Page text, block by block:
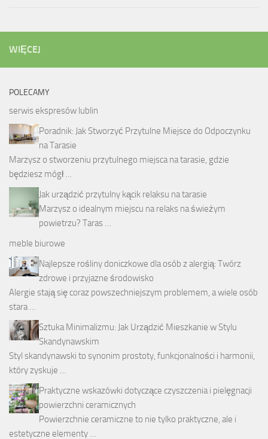
WIĘCEJ
POLECAMY
serwis ekspresów lublin
Poradnik: Jak Stworzyć Przytulne Miejsce do Odpoczynku
na Tarasie
Marzysz o stworzeniu przytulnego miejsca na tarasie, gdzie
będziesz mógł …
Jak urządzić przytulny kącik relaksu na tarasie
Marzysz o idealnym miejscu na relaks na świeżym
powietrzu? Taras …
meble biurowe
Najlepsze rośliny doniczkowe dla osób z alergią: Twórz
zdrowe i przyjazne środowisko
Alergie stają się coraz powszechniejszym problemem, a wiele osób
stara …
Sztuka Minimalizmu: Jak Urządzić Mieszkanie w Stylu
Skandynawskim
Styl skandynawski to synonim prostoty, funkcjonalności i harmonii,
który zyskuje …
Praktyczne wskazówki dotyczące czyszczenia i pielęgnacji
powierzchni ceramicznych
Powierzchnie ceramiczne to nie tylko praktyczne, ale i
estetyczne elementy …